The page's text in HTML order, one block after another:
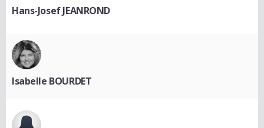
Hans-Josef JEANROND
Isabelle BOURDET